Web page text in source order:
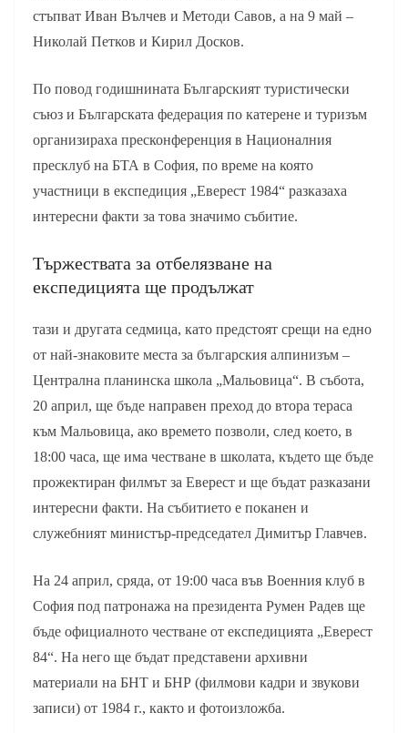
стъпват Иван Вълчев и Методи Савов, а на 9 май –
Николай Петков и Кирил Досков.
По повод годишнината Българският туристически
съюз и Българската федерация по катерене и туризъм
организираха пресконференция в Националния
пресклуб на БТА в София, по време на която
участници в експедиция „Еверест 1984“ разказаха
интересни факти за това значимо събитие.
Тържествата за отбелязване на
експедицията ще продължат
тази и другата седмица, като предстоят срещи на едно
от най-знаковите места за българския алпинизъм –
Централна планинска школа „Мальовица“. В събота,
20 април, ще бъде направен преход до втора тераса
към Мальовица, ако времето позволи, след което, в
18:00 часа, ще има честване в школата, където ще бъде
прожектиран филмът за Еверест и ще бъдат разказани
интересни факти. На събитието е поканен и
служебният министър-председател Димитър Главчев.
На 24 април, сряда, от 19:00 часа във Военния клуб в
София под патронажа на президента Румен Радев ще
бъде официалното честване от експедицията „Еверест
84“. На него ще бъдат представени архивни
материали на БНТ и БНР (филмови кадри и звукови
записи) от 1984 г., както и фотоизложба.